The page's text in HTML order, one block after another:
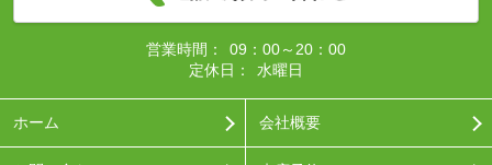
営業時間：
09：00～20：00
定休日：
水曜日
ホーム 会社概要